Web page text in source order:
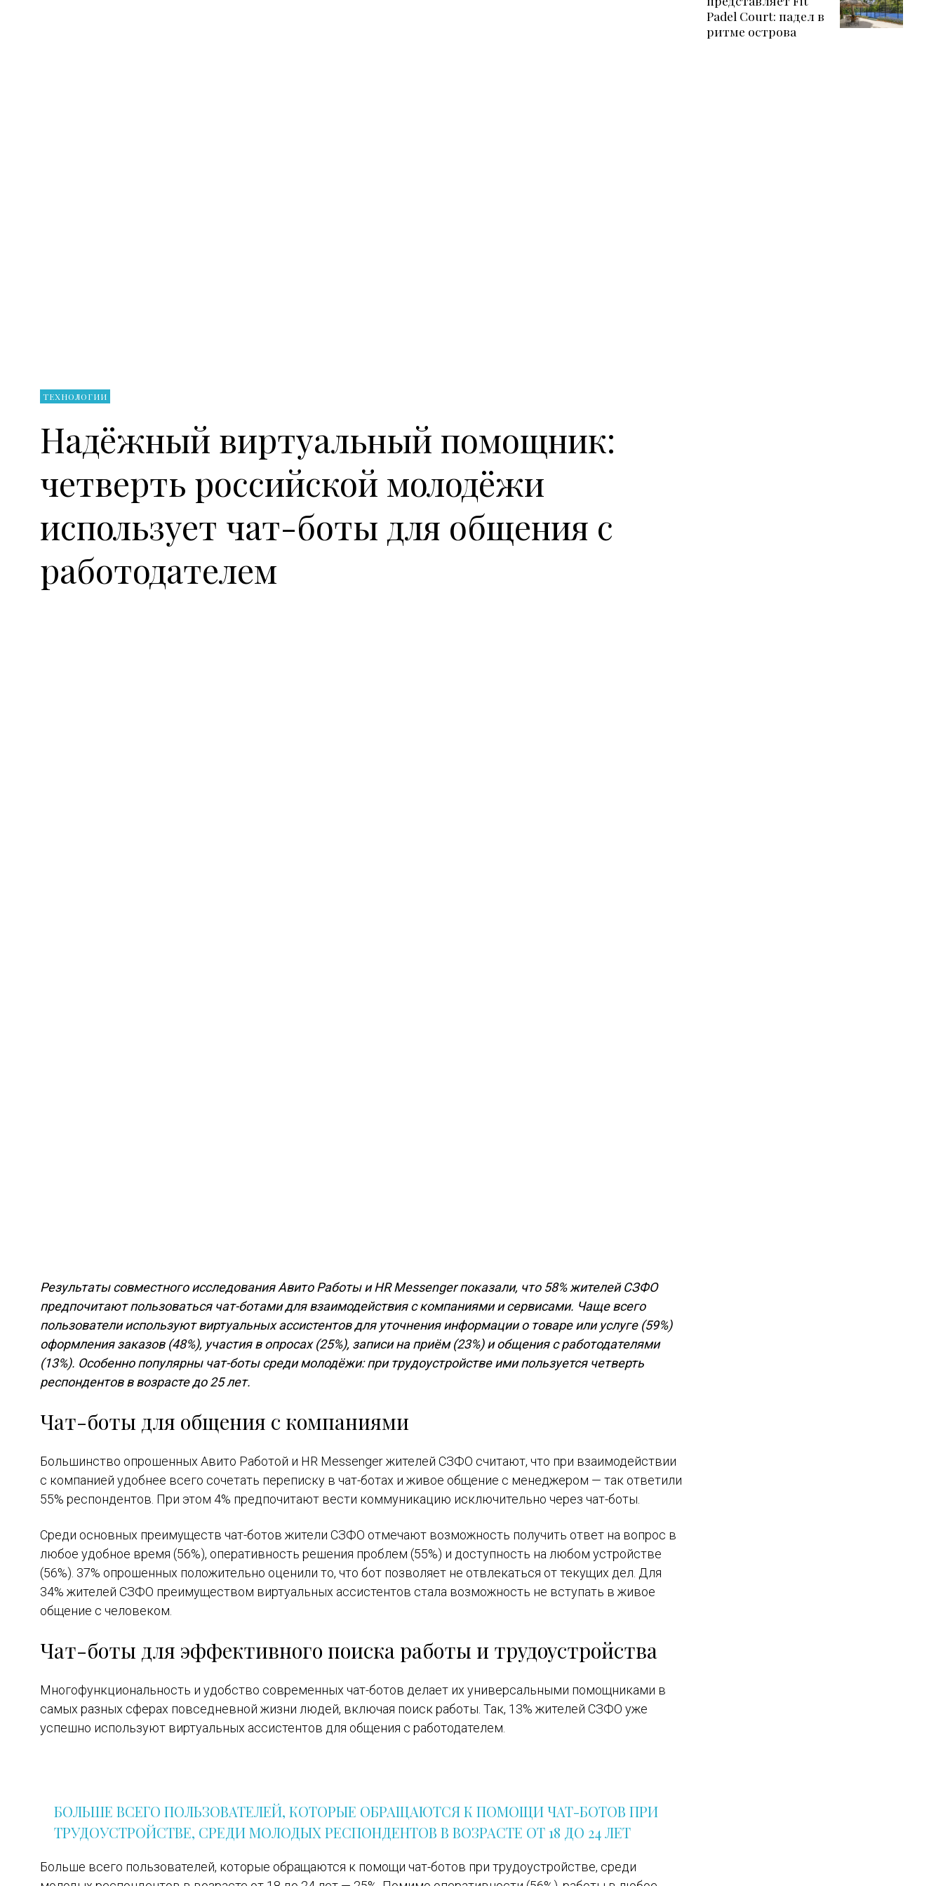
ТЕХНОЛОГИИ
Надёжный виртуальный помощник:
четверть российской молодёжи
использует чат-боты для общения с
работодателем
Результаты совместного исследования Авито Работы и HR Messenger показали, что 58% жителей СЗФО
предпочитают пользоваться чат-ботами для взаимодействия с компаниями и сервисами. Чаще всего
пользователи используют виртуальных ассистентов для уточнения информации о товаре или услуге (59%)
оформления заказов (48%), участия в опросах (25%), записи на приём (23%) и общения с работодателями
(13%). Особенно популярны чат-боты среди молодёжи: при трудоустройстве ими пользуется четверть
респондентов в возрасте до 25 лет.
Чат-боты для общения с компаниями
Большинство опрошенных Авито Работой и HR Messengerжителей СЗФО считают, что при взаимодействии
с компанией удобнее всего сочетать переписку в чат-ботах и живое общение с менеджером — так ответили
55% респондентов. При этом 4% предпочитают вести коммуникацию исключительно через чат-боты.
Среди основных преимуществ чат-ботов жители СЗФО отмечают возможность получить ответ на вопрос в
любое удобное время (56%), оперативность решения проблем (55%) и доступность на любом устройстве
(56%). 37% опрошенных положительно оценили то, что бот позволяет не отвлекаться от текущих дел. Для
34% жителей СЗФО преимуществом виртуальных ассистентов стала возможность не вступать в живое
общение с человеком.
Чат-боты для эффективного поиска работы и трудоустройства
Многофункциональность и удобство современных чат-ботов делает их универсальными помощниками в
самых разных сферах повседневной жизни людей, включая поиск работы. Так, 13% жителей СЗФО уже
успешно используют виртуальных ассистентов для общения с работодателем.
БОЛЬШЕ ВСЕГО ПОЛЬЗОВАТЕЛЕЙ, КОТОРЫЕ ОБРАЩАЮТСЯ К ПОМОЩИ ЧАТ-БОТОВ ПРИ
ТРУДОУСТРОЙСТВЕ, СРЕДИ МОЛОДЫХ РЕСПОНДЕНТОВ В ВОЗРАСТЕ ОТ 18 ДО 24 ЛЕТ
Больше всего пользователей, которые обращаются к помощи чат-ботов при трудоустройстве, среди
Padel Court: падел в
ритме острова